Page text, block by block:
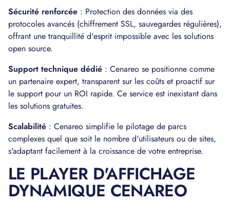
Sécurité renforcée : Protection des données via des
protocoles avancés (chiffrement SSL, sauvegardes régulières),
offrant une tranquillité d'esprit impossible avec les solutions
open source.
Support technique dédié : Cenareo se positionne comme
un partenaire expert, transparent sur les coûts et proactif sur
le support pour un ROI rapide. Ce service est inexistant dans
les solutions gratuites.
Scalabilité : Cenareo simplifie le pilotage de parcs
complexes quel que soit le nombre d'utilisateurs ou de sites,
s'adaptant facilement à la croissance de votre entreprise.
LE PLAYER D'AFFICHAGE
DYNAMIQUE CENAREO